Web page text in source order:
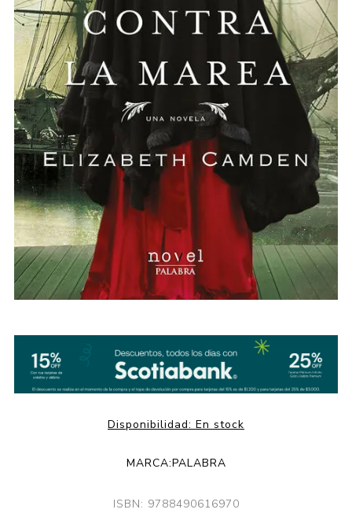
Disponibilidad: En stock
MARCA:PALABRA
ISBN: 9788490616970